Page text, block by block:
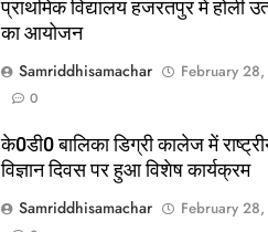
प्राथमिक विद्यालय हजरतपुर में होली
का आयोजन
Samriddhisamachar
February
0
के0डी0 बालिका डिग्री कालेज में
विज्ञान दिवस पर हुआ विशेष कार्यक्रम
Samriddhisamachar
February